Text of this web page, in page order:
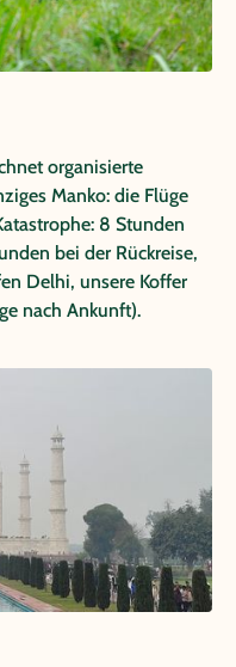
organisierte
Manko: die Flüge
8 Stunden
bei der Rückreise,
Delhi, unsere Koffer
nach Ankunft).